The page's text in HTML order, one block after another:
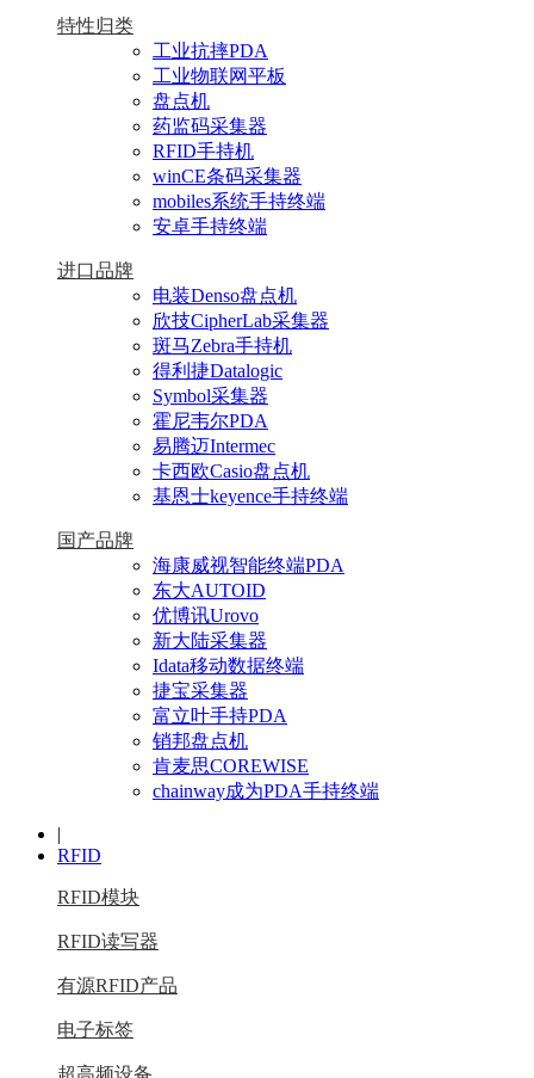
特性归类
工业抗摔PDA
工业物联网平板
盘点机
药监码采集器
RFID手持机
winCE条码采集器
mobiles系统手持终端
安卓手持终端
进口品牌
电装Denso盘点机
欣技CipherLab采集器
斑马Zebra手持机
得利捷Datalogic
Symbol采集器
霍尼韦尔PDA
易腾迈Intermec
卡西欧Casio盘点机
基恩士keyence手持终端
国产品牌
海康威视智能终端PDA
东大AUTOID
优博讯Urovo
新大陆采集器
Idata移动数据终端
捷宝采集器
富立叶手持PDA
销邦盘点机
肯麦思COREWISE
chainway成为PDA手持终端
|
RFID
RFID模块
RFID读写器
有源RFID产品
电子标签
超高频设备